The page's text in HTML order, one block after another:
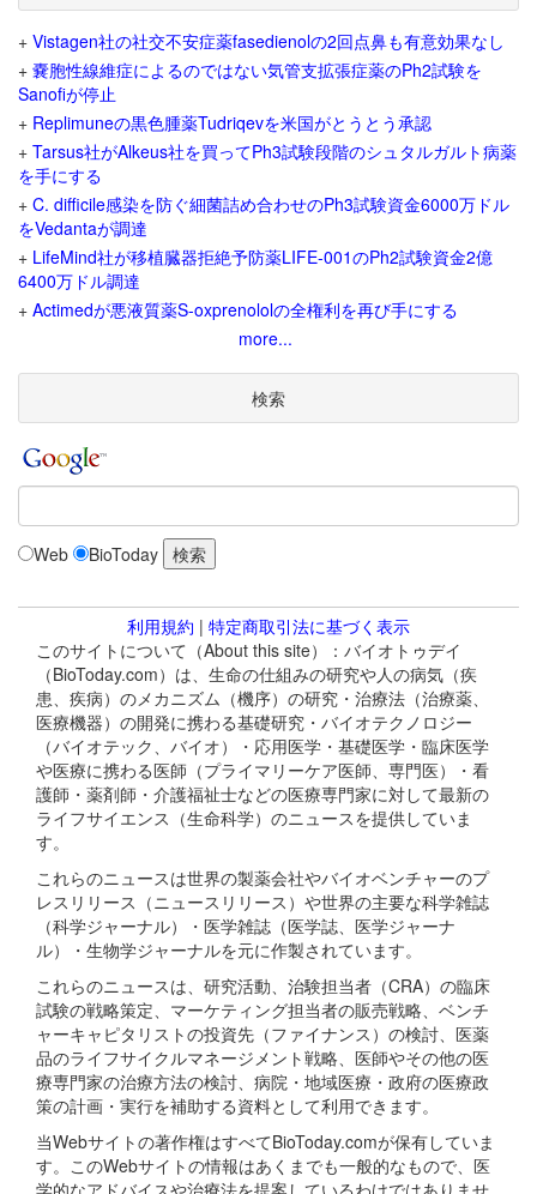
+ Vistagen社の社交不安症薬fasedienolの2回点鼻も有意効果なし
+ 嚢胞性線維症によるのではない気管支拡張症薬のPh2試験を
Sanofiが停止
+ Replimuneの黒色腫薬Tudriqevを米国がとうとう承認
+ Tarsus社がAlkeus社を買ってPh3試験段階のシュタルガルト病薬
を手にする
+ C. difficile感染を防ぐ細菌詰め合わせのPh3試験資金6000万ドル
をVedantaが調達
+ LifeMind社が移植臓器拒絶予防薬LIFE-001のPh2試験資金2億
6400万ドル調達
+ Actimedが悪液質薬S-oxprenololの全権利を再び手にする
more...
検索
Web BioToday
利用規約 | 特定商取引法に基づく表示
このサイトについて（About this site）：バイオトゥデイ
（BioToday.com）は、生命の仕組みの研究や人の病気（疾
患、疾病）のメカニズム（機序）の研究・治療法（治療薬、
医療機器）の開発に携わる基礎研究・バイオテクノロジー
（バイオテック、バイオ）・応用医学・基礎医学・臨床医学
や医療に携わる医師（プライマリーケア医師、専門医）・看
護師・薬剤師・介護福祉士などの医療専門家に対して最新の
ライフサイエンス（生命科学）のニュースを提供していま
す。
これらのニュースは世界の製薬会社やバイオベンチャーのプ
レスリリース（ニュースリリース）や世界の主要な科学雑誌
（科学ジャーナル）・医学雑誌（医学誌、医学ジャーナ
ル）・生物学ジャーナルを元に作製されています。
これらのニュースは、研究活動、治験担当者（CRA）の臨床
試験の戦略策定、マーケティング担当者の販売戦略、ベンチ
ャーキャピタリストの投資先（ファイナンス）の検討、医薬
品のライフサイクルマネージメント戦略、医師やその他の医
療専門家の治療方法の検討、病院・地域医療・政府の医療政
策の計画・実行を補助する資料として利用できます。
当Webサイトの著作権はすべてBioToday.comが保有していま
す。このWebサイトの情報はあくまでも一般的なもので、医